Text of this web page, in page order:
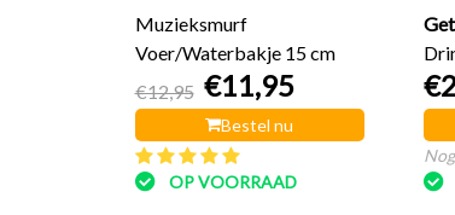
Muzieksmurf
Voer/Waterbakje 15 cm
€12,95 €11,95
Bestel nu
OP VOORRAAD